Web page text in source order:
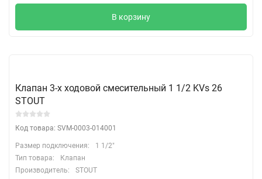
В корзину
Клапан 3-х ходовой смесительный 1 1/2 KVs 26
STOUT
Код товара: SVM-0003-014001
Размер подключения:
1 1/2"
Тип товара:
Клапан
Производитель:
STOUT